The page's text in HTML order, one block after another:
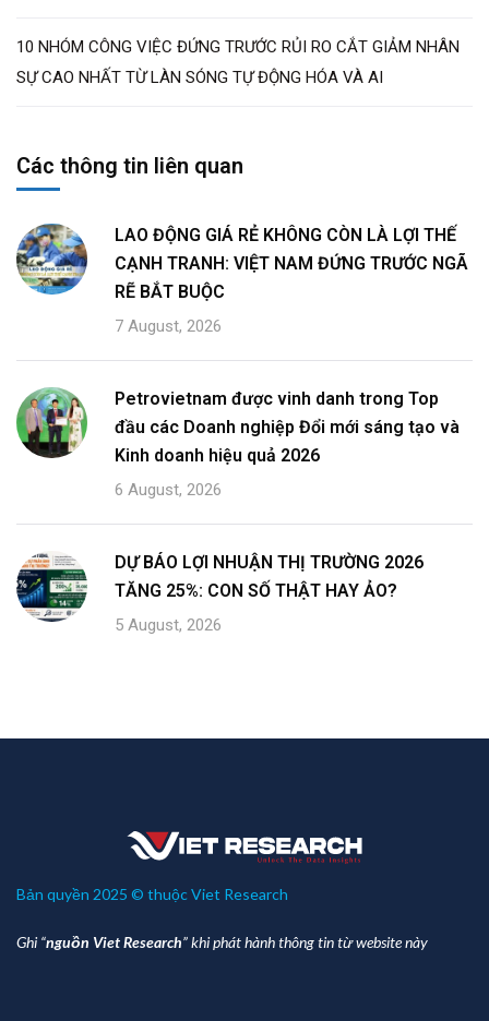
10 NHÓM CÔNG VIỆC ĐỨNG TRƯỚC RỦI RO CẮT GIẢM NHÂN
SỰ CAO NHẤT TỪ LÀN SÓNG TỰ ĐỘNG HÓA VÀ AI
Các thông tin liên quan
LAO ĐỘNG GIÁ RẺ KHÔNG CÒN LÀ LỢI THẾ
CẠNH TRANH: VIỆT NAM ĐỨNG TRƯỚC NGÃ
RẼ BẮT BUỘC
7 August, 2026
Petrovietnam được vinh danh trong Top
đầu các Doanh nghiệp Đổi mới sáng tạo và
Kinh doanh hiệu quả 2026
6 August, 2026
DỰ BÁO LỢI NHUẬN THỊ TRƯỜNG 2026
TĂNG 25%: CON SỐ THẬT HAY ẢO?
5 August, 2026
Bản quyền 2025 © thuộc Viet Research
Ghi “nguồn Viet Research” khi phát hành thông tin từ website này